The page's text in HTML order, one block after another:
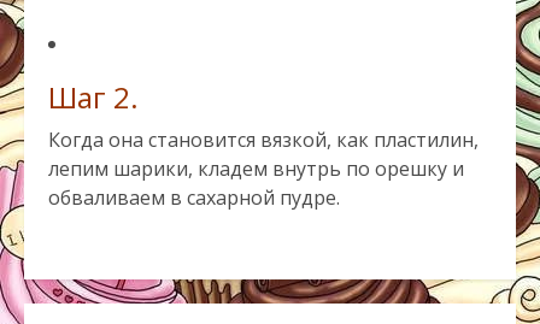
Шаг 2.
Когда она становится вязкой, как пластилин,
лепим шарики, кладем внутрь по орешку и
обваливаем в сахарной пудре.